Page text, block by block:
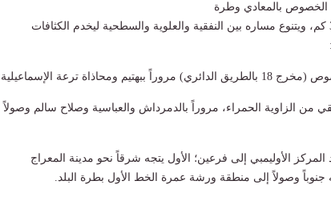
يمتد الخط السادس بطول 38.1 كم، ويتنوع مساره بين النفقية والعلوية والسطحية ليخدم الكثافات
ومحاذاة ترعة الإسماعيلية.
من الزاوية الحمراء، مروراً بالدمرداش والعباسية وصلاح سالم وصولاً
المركز الأوليمبي إلى فرعين؛ الأول يتجه شرقاً نحو مدينة المعراج
جنوباً وصولاً إلى منطقة ورشة عمرة الخط الأول بطرة البلد.